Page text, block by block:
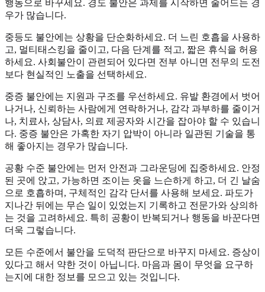
행동으로 바꾸세요. 경도 불안은 과제를 시작하면 줄어드는 경
우가 많습니다.
중등도 불안에는 상황을 단순화하세요. 더 느린 호흡을 사용하
고, 멀티태스킹을 줄이고, 다음 단계를 적고, 짧은 휴식을 허용
하세요. 사회불안이 관련되어 있다면 전부 아니면 전무의 도전
보다 현실적인 노출을 선택하세요.
중증 불안에는 지원과 구조를 우선하세요. 유발 환경에서 벗어
나거나, 신뢰하는 사람에게 연락하거나, 감각 과부하를 줄이거
나, 치료사, 상담사, 의료 제공자와 시간을 잡아야 할 수 있습니
다. 중증 불안은 가혹한 자기 압박이 아니라 일관된 기술을 통
해 좋아지는 경우가 많습니다.
공황 수준 불안에는 먼저 안전과 그라운딩에 집중하세요. 안정
된 곳에 앉고, 가능하면 조이는 옷을 느슨하게 하고, 더 긴 날숨
으로 호흡하며, 구체적인 감각 단서를 사용해 보세요. 파도가
지나간 뒤에는 무슨 일이 있었는지 기록하고 전문가와 상의하
는 것을 고려하세요. 특히 공황이 반복되거나 행동을 바꾼다면
더욱 그렇습니다.
모든 수준에서 불안을 도덕적 판단으로 바꾸지 마세요. 증상이
있다고 해서 약한 것이 아닙니다. 마음과 몸이 무엇을 요구하
는지에 대한 정보를 모으고 있는 것입니다.